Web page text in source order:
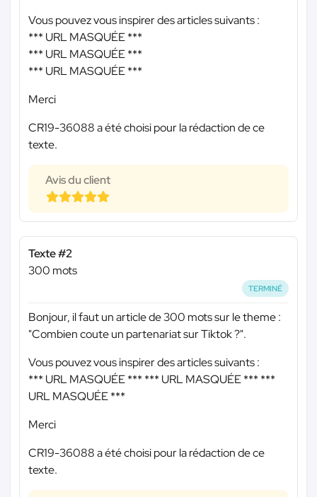
Vous pouvez vous inspirer des articles suivants :
*** URL MASQUÉE ***
*** URL MASQUÉE ***
*** URL MASQUÉE ***
Merci
CR19-36088 a été choisi pour la rédaction de ce
texte.
Avis du client
Texte #2
300 mots
TERMINÉ
Bonjour, il faut un article de 300 mots sur le theme :
"Combien coute un partenariat sur Tiktok ?".
Vous pouvez vous inspirer des articles suivants :
*** URL MASQUÉE *** *** URL MASQUÉE *** ***
URL MASQUÉE ***
Merci
CR19-36088 a été choisi pour la rédaction de ce
texte.